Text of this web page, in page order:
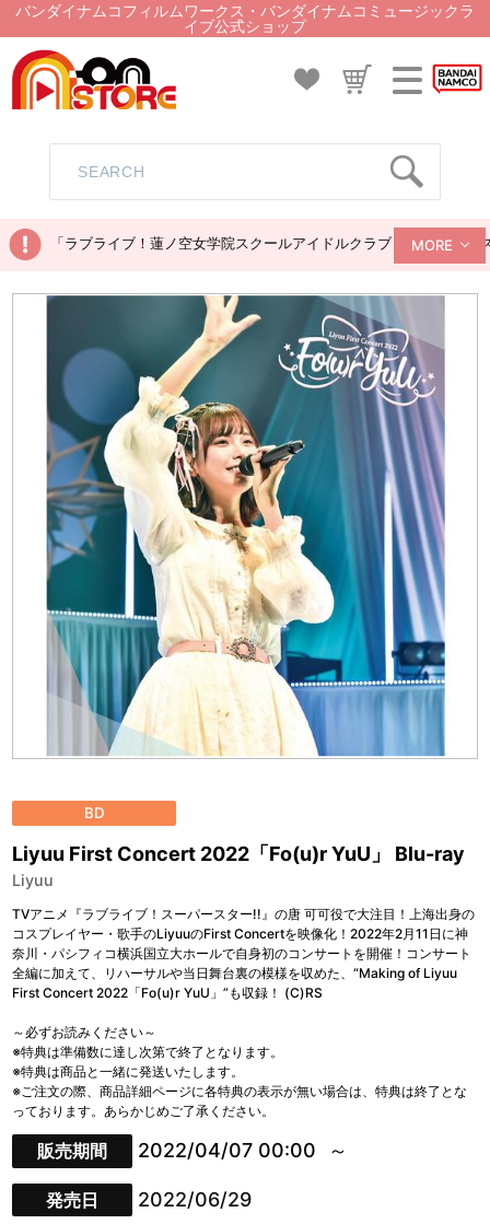
バンダイナムコフィルムワークス・バンダイナムコミュージックラ
イブ公式ショップ
「ラブライブ！蓮ノ空女学院スクールアイドルクラブ ぬいぐるみ
MORE
BD
Liyuu First Concert 2022「Fo(u)r YuU」 Blu-ray
Liyuu
TVアニメ『ラブライブ！スーパースター!!』の唐 可可役で大注目！上海出身の
コスプレイヤー・歌手のLiyuuのFirst Concertを映像化！2022年2月11日に神
奈川・パシフィコ横浜国立大ホールで自身初のコンサートを開催！コンサート
全編に加えて、リハーサルや当日舞台裏の模様を収めた、“Making of Liyuu
First Concert 2022「Fo(u)r YuU」”も収録！ (C)RS
～必ずお読みください～
※特典は準備数に達し次第で終了となります。
※特典は商品と一緒に発送いたします。
※ご注文の際、商品詳細ページに各特典の表示が無い場合は、特典は終了とな
っております。あらかじめご了承ください。
販売期間 2022/04/07 00:00
発売日 2022/06/29